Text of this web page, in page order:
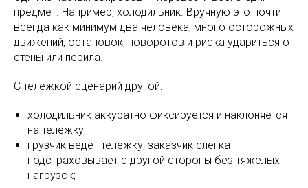
предмет. Например, холодильник. Вручную это почти
всегда как минимум два человека, много осторожных
движений, остановок, поворотов и риска удариться о
стены или перила.
С тележкой сценарий другой:
холодильник аккуратно фиксируется и наклоняется
на тележку;
грузчик ведёт тележку, заказчик слегка
подстраховывает с другой стороны без тяжёлых
нагрузок;